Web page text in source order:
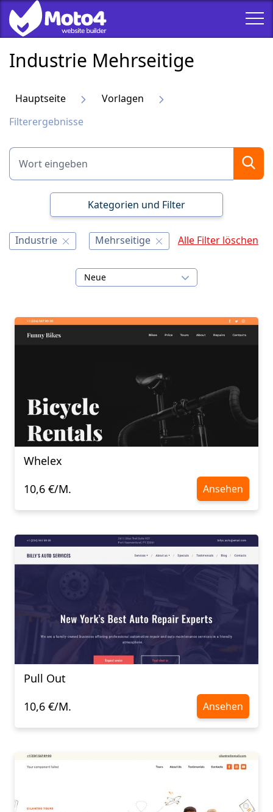
Industrie Mehrseitige
Hauptseite
Vorlagen
Filterergebnisse
Kategorien und Filter
Industrie Mehrseitige Alle Filter löschen
Neue
Whelex
10,6 €/M.
Ansehen
Pull Out
10,6 €/M.
Ansehen